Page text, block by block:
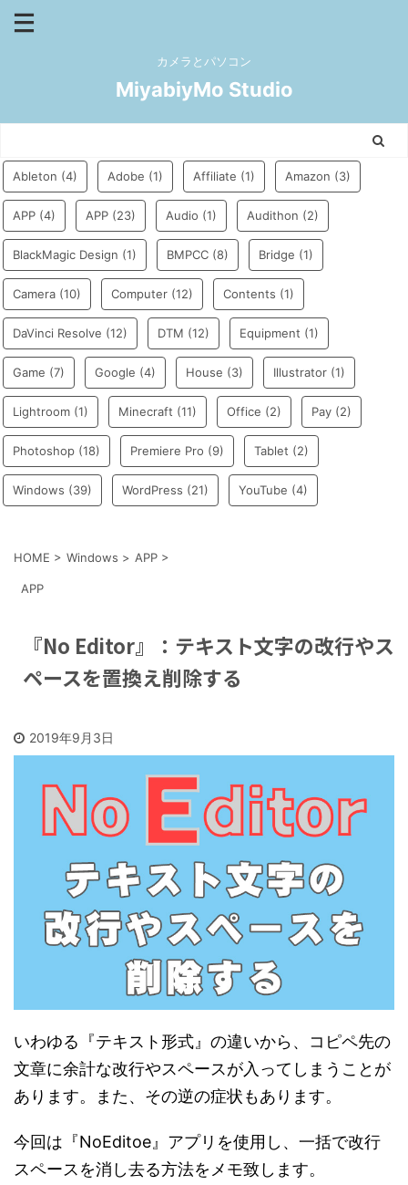
カメラとパソコン
MiyabiyMo Studio
Ableton (4) Adobe (1) Affiliate (1) Amazon (3)
APP (4) APP (23) Audio (1) Audithon (2)
BlackMagic Design (1) BMPCC (8) Bridge (1)
Camera (10) Computer (12) Contents (1)
DaVinci Resolve (12) DTM (12) Equipment (1)
Game (7) Google (4) House (3) Illustrator (1)
Lightroom (1) Minecraft (11) Office (2) Pay (2)
Photoshop (18) Premiere Pro (9) Tablet (2)
Windows (39) WordPress (21) YouTube (4)
HOME > Windows > APP >
APP
『No Editor』：テキスト文字の改行やス
ペースを置換え削除する
2019年9月3日
いわゆる『テキスト形式』の違いから、コピペ先の
文章に余計な改行やスペースが入ってしまうことが
あります。また、その逆の症状もあります。
今回は『NoEditoe』アプリを使用し、一括で改行
スペースを消し去る方法をメモ致します。